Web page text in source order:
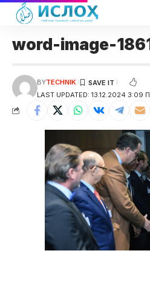
word-image-
LAST UPDATED: 13.12.2024 3:09
BYTECHNIK